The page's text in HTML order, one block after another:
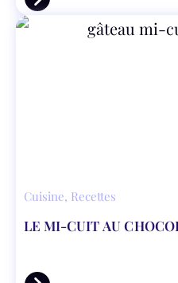
Cuisine, Recettes
LE MI-CUIT AU